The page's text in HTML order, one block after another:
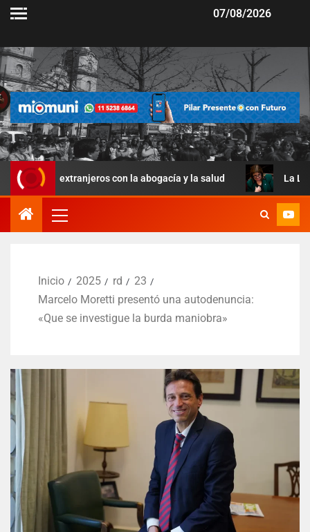
07/08/2026
extranjeros con la abogacía y la salud La Ley de
Inicio 2025 rd
23
Marcelo Moretti presentó una autodenuncia:
«Que se investigue la burda maniobra»